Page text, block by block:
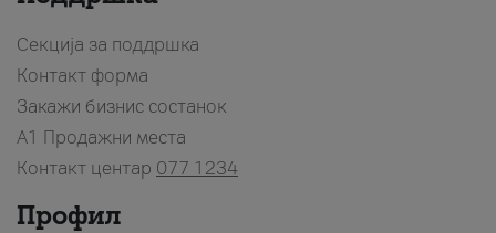
Секција за поддршка
Контакт форма
Закажи бизнис состанок
A1 Продажни места
Контакт центар 077 1234
Профил